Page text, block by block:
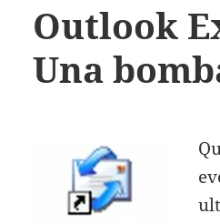
Outlook
Una